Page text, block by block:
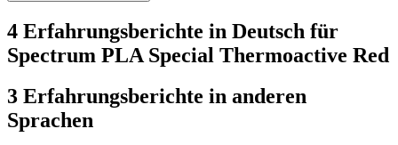
4 Erfahrungsberichte in Deutsch für
Spectrum PLA Special Thermoactive Red
3 Erfahrungsberichte in anderen
Sprachen